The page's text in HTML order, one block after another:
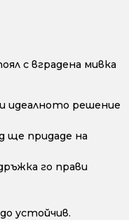
с вградена мивка
идеалното решение
ще придаде на
го прави
устойчив.